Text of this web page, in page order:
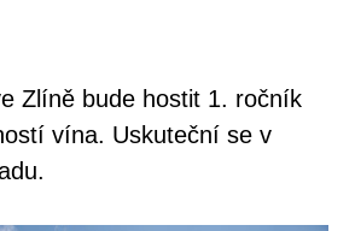
Zlíně bude hostit 1. ročník
vína. Uskuteční se v